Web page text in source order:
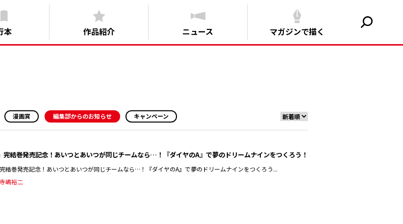
本 作品紹介 ニュース マガジンで描く
漫画賞 編集部からのお知らせ キャンペーン
完結巻発売記念！あいつとあいつが同じチームなら…！『ダイヤのA』で夢のドリームナインをつくろう！
完結巻発売記念！あいつとあいつが同じチームなら…！『ダイヤのA』で夢のドリームナインをつくろう...
嶋裕二